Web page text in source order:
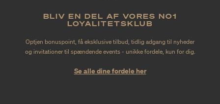
BLIV EN DEL AF VORES NO1
LOYALITETSKLUB
Optjen bonuspoint, få eksklusive tilbud, tidlig adgang til nyheder
og invitationer til spændende events - unikke fordele, kun for dig.
Se alle dine fordele her